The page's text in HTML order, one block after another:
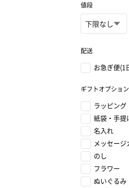
値段
配送
お急ぎ便(1
ギフトオプション
ラッピング
紙袋・手提
名入れ
メッセージ
のし
フラワー
ぬいぐるみ